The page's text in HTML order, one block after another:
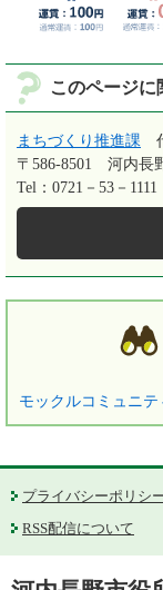
このページ
まちづくり推進課
〒586-8501
河内長
Tel：0721－53－1111
モックルコミュニテ
プライバシーポリシ
RSS配信について